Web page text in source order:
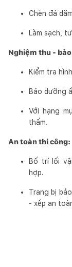
Chèn đá
Làm sạch,
Nghiệm thu -
Kiểm tra
Bảo dưỡng
Với hạng
thấm.
An toàn thi công:
Bố trí lối
hợp.
Trang bị
- xếp an